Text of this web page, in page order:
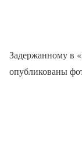
Задержанному в
опубликованы